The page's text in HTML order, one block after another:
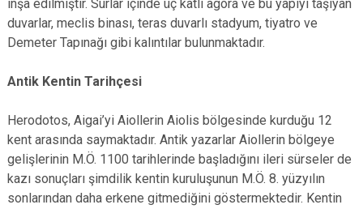
inşa edilmiştir. Surlar içinde üç katlı agora ve bu yapıyı taşıyan
duvarlar, meclis binası, teras duvarlı stadyum, tiyatro ve
Demeter Tapınağı gibi kalıntılar bulunmaktadır.
Antik Kentin Tarihçesi
Herodotos, Aigai’yi Aiollerin Aiolis bölgesinde kurduğu 12
kent arasında saymaktadır. Antik yazarlar Aiollerin bölgeye
gelişlerinin M.Ö. 1100 tarihlerinde başladığını ileri sürseler de
kazı sonuçları şimdilik kentin kuruluşunun M.Ö. 8. yüzyılın
sonlarından daha erkene gitmediğini göstermektedir. Kentin